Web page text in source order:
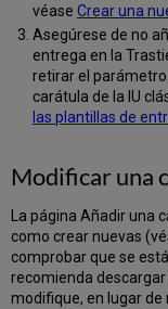
véase Crear una
Asegúrese de no
entrega en la
retirar el parámetro
carátula de la IU
las plantillas de
Modificar una
La página Añadir una
como crear nuevas
comprobar que se
recomienda
modifique, en lugar